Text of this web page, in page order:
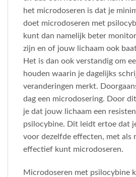
het microdoseren is dat je
doet microdoseren met
kunt dan namelijk beter
zijn en of jouw lichaam ook
Het is dan ook verstandig om
houden waarin je dagelijks
veranderingen merkt.
dag een microdosering. Door
je dat jouw lichaam een
psilocybine. Dit leidt ertoe dat
voor dezelfde effecten, met als
effectief kunt microdoseren.
Microdoseren met psilocybine